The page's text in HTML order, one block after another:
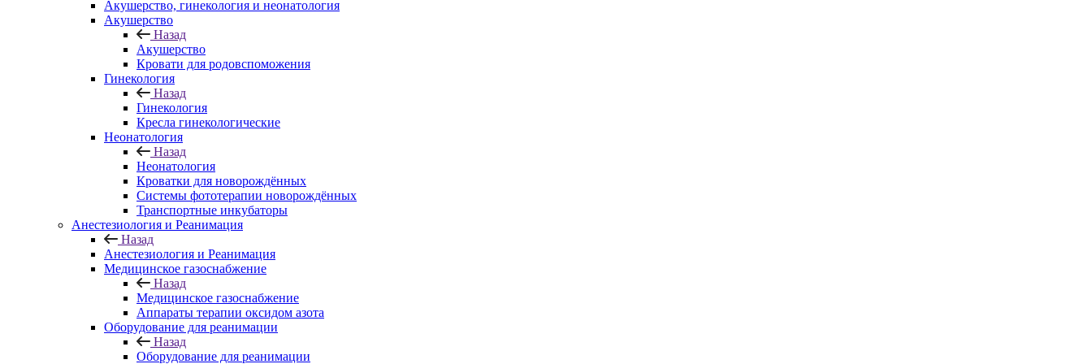
Акушерство, гинекология и неонатология
Акушерство
Назад
Акушерство
Кровати для родовспоможения
Гинекология
Назад
Гинекология
Кресла гинекологические
Неонатология
Назад
Неонатология
Кроватки для новорождённых
Системы фототерапии новорождённых
Транспортные инкубаторы
Анестезиология и Реанимация
Назад
Анестезиология и Реанимация
Медицинское газоснабжение
Назад
Медицинское газоснабжение
Аппараты терапии оксидом азота
Оборудование для реанимации
Назад
Оборудование для реанимации